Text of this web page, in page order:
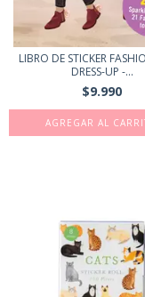
LIBRO DE STICKER
DRESS-UP -...
$9.990